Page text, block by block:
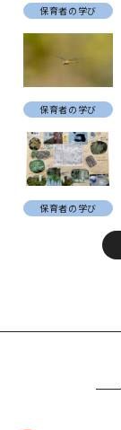
保育者の学び
保育者の学び
保育者の学び